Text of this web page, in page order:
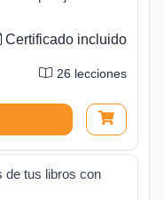
Certificado incluido
26 lecciones
de tus libros con